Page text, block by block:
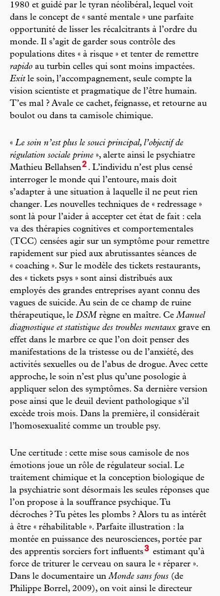
1980 et guidé par le tyran néolibéral, lequel voit
dans le concept de « santé mentale » une parfaite
opportunité de lisser les récalcitrants à l’ordre du
monde. Il s’agit de garder sous contrôle des
populations dites « à risque » et tenter de remettre
rapido au turbin celles qui sont moins impactées.
Exitle soin, l’accompagnement, seule compte la
vision scientiste et pragmatique de l’être humain.
T’es mal ? Avale ce cachet, feignasse, et retourne au
boulot ou dans ta camisole chimique.
« Le soin n’est plus le souci principal, l’objectif de
régulation sociale prime », alerte ainsi le psychiatre
Mathieu Bellahsen2 . L’individu n’est plus censé
interroger le monde qui l’entoure, mais doit
s’adapter à une situation à laquelle il ne peut rien
changer. Les nouvelles techniques de « redressage »
sont là pour l’aider à accepter cet état de fait : cela
va des thérapies cognitives et comportementales
(TCC) censées agir sur un symptôme pour remettre
rapidement sur pied aux abrutissantes séances de
« coaching ». Sur le modèle des tickets restaurants,
des « tickets psys » sont ainsi distribués aux
employés des grandes entreprises ayant connu des
vagues de suicide. Au sein de ce champ de ruine
thérapeutique, le DSM règne en maître. CeManuel
diagnostique et statistique des troubles mentaux grave en
effet dans le marbre ce que l’on doit penser des
manifestations de la tristesse ou de l’anxiété, des
activités sexuelles ou de l’abus de drogue. Avec cette
approche, le soin n’est plus qu’une posologie à
appliquer selon des symptômes. Sa dernière version
pose ainsi que le deuil devient pathologique s’il
excède trois mois. Dans la première, il considérait
l’homosexualité comme un trouble psy.
Une certitude : cette mise sous camisole de nos
émotions joue un rôle de régulateur social. Le
traitement chimique et la conception biologique de
la psychiatrie sont désormais les seules réponses que
l’on propose à la souffrance psychique. Tu
décroches ? Tu pètes les plombs ? Alors tu as intérêt
à être « réhabilitable ». Parfaite illustration : la
montée en puissance des neurosciences, portée par
des apprentis sorciers fort influents3 estimant qu’à
force de triturer le cerveau on saura le « réparer ».
Dans le documentaire unMonde sans fous (de
Philippe Borrel, 2009), on voit ainsi le directeur